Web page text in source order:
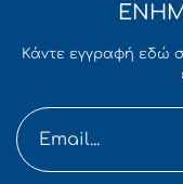
Κάντε εγγραφή εδώ